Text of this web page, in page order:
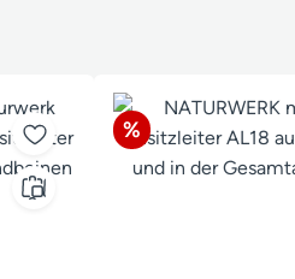
Rabatt
%